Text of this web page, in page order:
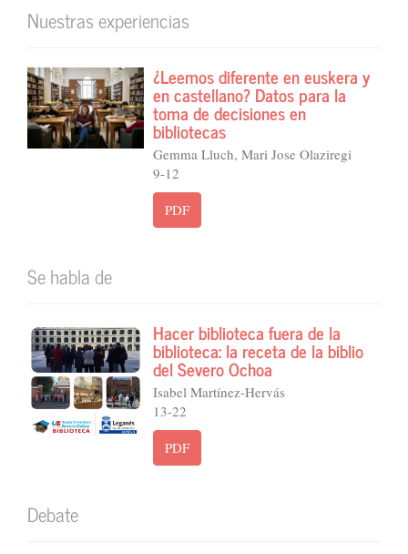
Nuestras experiencias
¿Leemos diferente en euskera y
en castellano? Datos para la
toma de decisiones en
bibliotecas
Gemma Lluch, Mari Jose Olaziregi
9-12
PDF
Se habla de
Hacer biblioteca fuera de la
biblioteca: la receta de la biblio
del Severo Ochoa
Isabel Martínez-Hervás
13-22
PDF
Debate